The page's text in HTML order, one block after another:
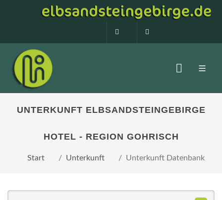
0160 99873408
UNTERKUNFT ELBSANDSTEINGEBIRGE
HOTEL - REGION GOHRISCH
Start Unterkunft Unterkunft Datenbank